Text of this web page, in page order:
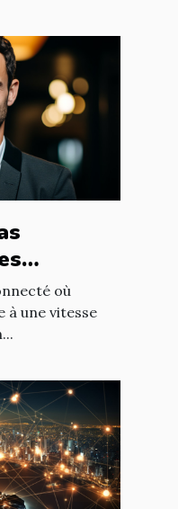
où
une vitesse